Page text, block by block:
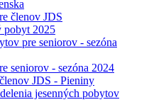
členov JDS
2025
pre seniorov - sezóna
seniorov - sezóna 2024
JDS - Pieniny
jesenných pobytov